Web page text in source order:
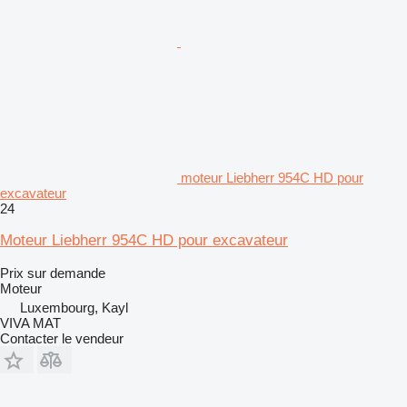
moteur Liebherr 954C HD pour
excavateur
24
Moteur Liebherr 954C HD pour excavateur
Prix sur demande
Moteur
Luxembourg, Kayl
VIVA MAT
Contacter le vendeur